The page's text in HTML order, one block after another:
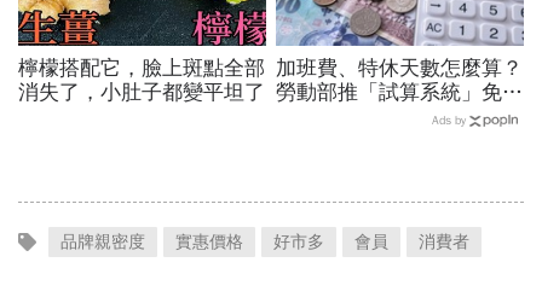
檸檬搭配它，臉上斑點全部
消失了，小肚子都變平坦了
加班費、特休天數怎麼算？
勞動部推「試算系統」免代
公式一鍵就能算，連勞退、
Ads by
品牌親密度 實惠價格 好市多 會員 消費者